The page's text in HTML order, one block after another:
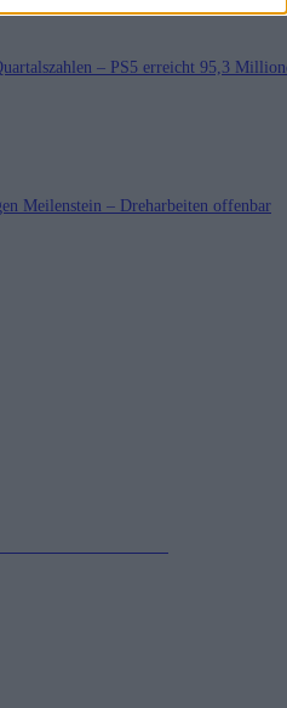
– PS5 erreicht 95,3
Meilenstein – Dreharbeiten offenbar